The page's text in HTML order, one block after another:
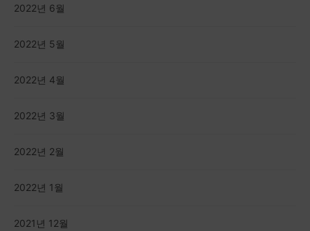
2022년 6월
2022년 5월
2022년 4월
2022년 3월
2022년 2월
2022년 1월
2021년 12월